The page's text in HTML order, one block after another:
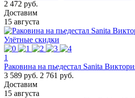
2 472 руб.
Доставим
15 августа
Улётные скидки
1
Раковина на пьедестал Sanita
3 589 руб. 2 761 руб.
Доставим
15 августа